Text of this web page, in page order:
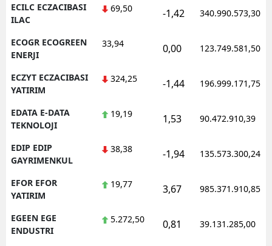
ECILC ECZACIBASI
ILAC
69,50 -1,42 340.990.573,30
ECOGR ECOGREEN
ENERJI
33,94 0,00 123.749.581,50
ECZYT ECZACIBASI
YATIRIM
324,25 -1,44 196.999.171,75
EDATA E-DATA
TEKNOLOJI
19,19 1,53 90.472.910,39
EDIP EDIP
GAYRIMENKUL
38,38 -1,94 135.573.300,24
EFOR EFOR
YATIRIM
19,77 3,67 985.371.910,85
EGEEN EGE
ENDUSTRI
5.272,50 0,81 39.131.285,00